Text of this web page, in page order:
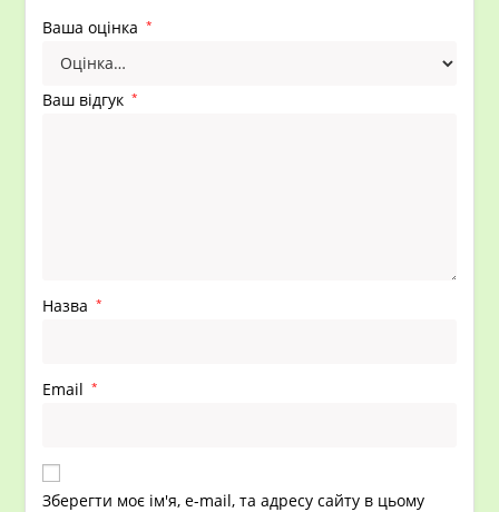
Ваша оцінка *
Ваш відгук *
Назва *
Email *
Зберегти моє ім'я, e-mail, та адресу сайту в цьому